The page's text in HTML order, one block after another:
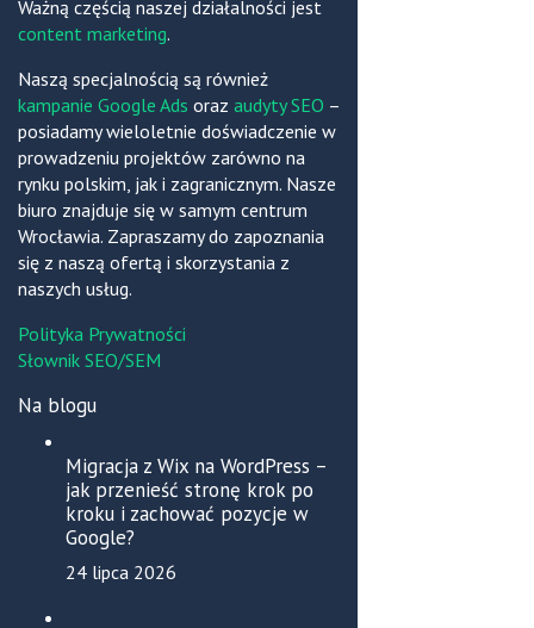
Ważną częścią naszej działalności jest
content marketing.
Naszą specjalnością są również
kampanie Google Ads oraz audyty SEO –
posiadamy wieloletnie doświadczenie w
prowadzeniu projektów zarówno na
rynku polskim, jak i zagranicznym. Nasze
biuro znajduje się w samym centrum
Wrocławia. Zapraszamy do zapoznania
się z naszą ofertą i skorzystania z
naszych usług.
Polityka Prywatności
Słownik SEO/SEM
Na blogu
Migracja z Wix na WordPress –
jak przenieść stronę krok po
kroku i zachować pozycje w
Google?
24 lipca 2026